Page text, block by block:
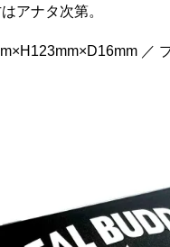
アナタ次第。
／